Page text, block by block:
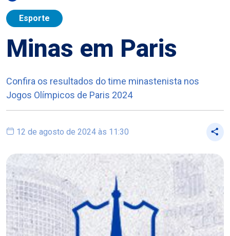
Esporte
Minas em Paris
Confira os resultados do time minastenista nos
Jogos Olímpicos de Paris 2024
12 de agosto de 2024 às 11:30